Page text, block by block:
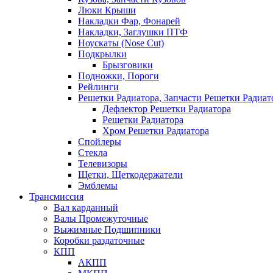
Люки Крыши
Накладки Фар, Фонарей
Накладки, Заглушки ПТФ
Ноускаты (Nose Cut)
Подкрылки
Брызговики
Подножки, Пороги
Рейлинги
Решетки Радиатора, Запчасти Решетки
Дефлектор Решетки Радиатора
Решетки Радиатора
Хром Решетки Радиатора
Спойлеры
Стекла
Телевизоры
Щетки, Щеткодержатели
Эмблемы
Трансмиссия
Вал карданный
Валы Промежуточные
Выжимные Подшипники
Коробки раздаточные
КПП
АКПП